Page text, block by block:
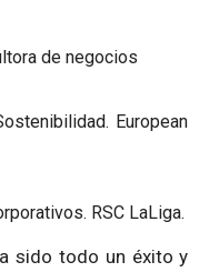
de negocios
European
RSC LaLiga.
sido todo un éxito y